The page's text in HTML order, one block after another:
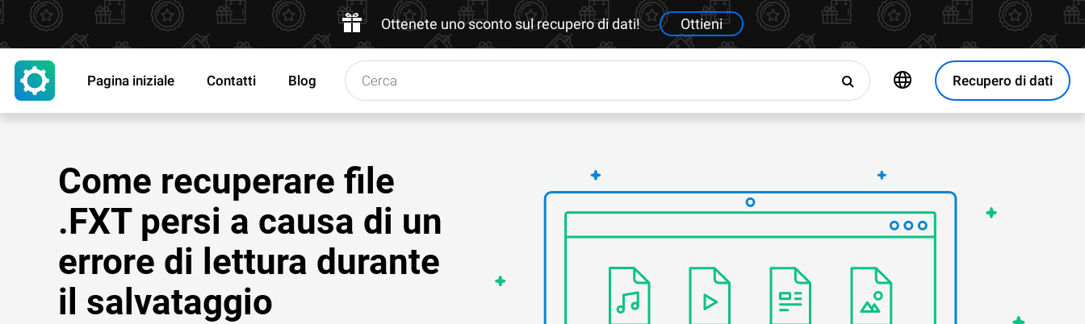
Ottenete uno sconto sul recupero di dati! Ottieni
Recupero di dati
Pagina iniziale Contatti Blog
Come recuperare file
.FXT persi a causa di un
errore di lettura durante
il salvataggio